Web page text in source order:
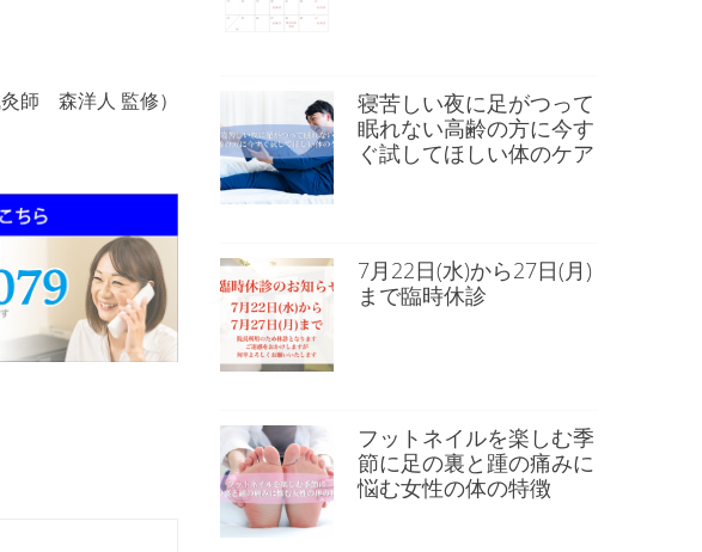
灸師 森洋人 監修）
寝苦しい夜に足がつって
眠れない高齢の方に今す
ぐ試してほしい体のケア
7月22日(水)から27日(月)
まで臨時休診
フットネイルを楽しむ季
節に足の裏と踵の痛みに
悩む女性の体の特徴